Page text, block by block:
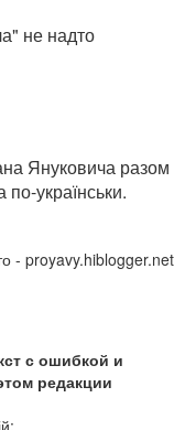
не надто
Януковича разом
українськи.
- proyavy.hiblogger.net
с ошибкой и
редакции